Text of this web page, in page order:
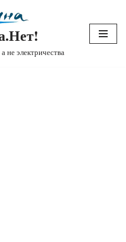
не электричества